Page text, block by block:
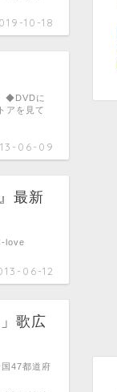
10-18
06-09
◆DVDに
アを見て
最新
06-12
love
歌広
47都道府